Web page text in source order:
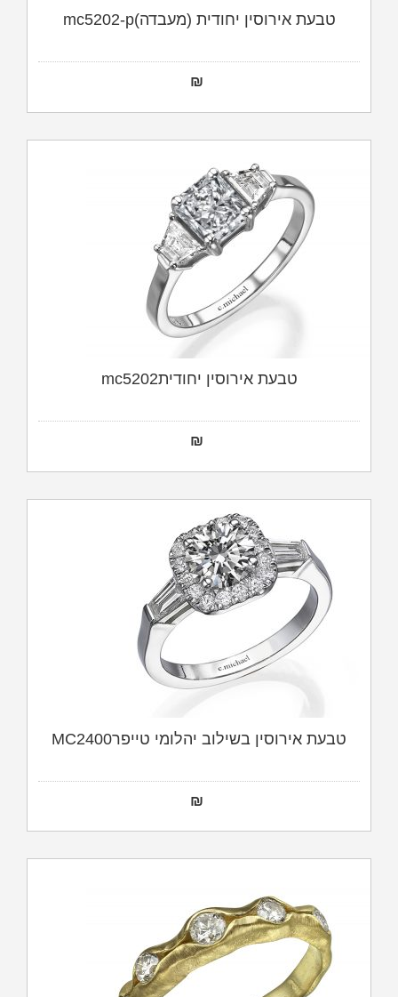
טבעת אירוסין יחודית (מעבדה)mc5202-p
₪
טבעת אירוסין יחודיתmc5202
₪
טבעת אירוסין בשילוב יהלומי טייפרMC2400
₪